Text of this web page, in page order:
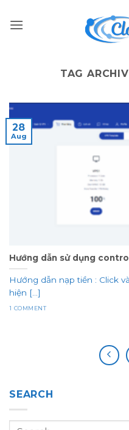
TAG
Hướng dẫn sử dụng
Hướng dẫn nạp tiền : Click
hiện [...]
1 COMMENT
28
Aug
SEARCH